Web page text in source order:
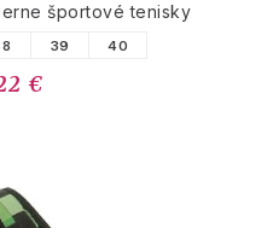
športové tenisky
39 40
€